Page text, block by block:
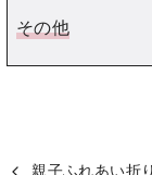
その他
親子ふれあい折